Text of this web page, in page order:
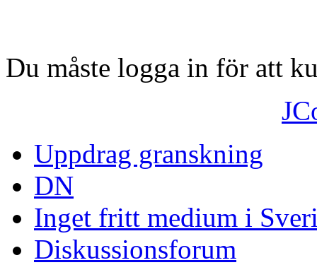
Du måste logga in för att
Uppdrag granskning
DN
Inget fritt medium i
Diskussionsforum